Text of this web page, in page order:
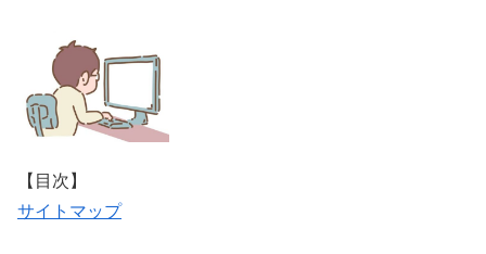
【目次】
サイトマップ